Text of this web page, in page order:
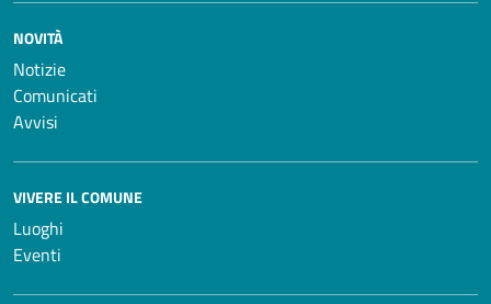
NOVITÀ
Notizie
Comunicati
Avvisi
VIVERE IL COMUNE
Luoghi
Eventi